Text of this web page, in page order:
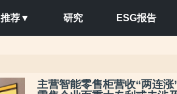
推荐▼ 研究 ESG报告
主营智能零售柜营收“两连